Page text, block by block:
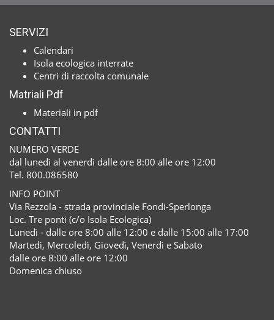
SERVIZI
Calendari
Isola ecologica interrate
Centri di raccolta comunale
Matriali Pdf
Materiali in pdf
CONTATTI
NUMERO VERDE
dal lunedì al venerdì dalle ore 8:00 alle ore 12:00
Tel. 800.086580
INFO POINT
Via Rezzola - strada provinciale Fondi-Sperlonga
Loc. Tre ponti (c/o Isola Ecologica)
Lunedì - dalle ore 8:00 alle 12:00 e dalle 15:00 alle 17:00
Martedì, Mercoledì, Giovedì, Venerdì e Sabato
dalle ore 8:00 alle ore 12:00
Domenica chiuso